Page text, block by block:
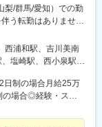
梨/群馬/愛知）での勤
う転勤はありません
募集中！＜東京＞■
券池袋ビル7F＜埼玉
倉6-15■所沢センタ
玉県朝霞市大字上内
上彦名54-1＜神奈川
■千葉北センター／
西浦和駅、吉川美南
塩崎駅、西小泉駅、
日制の場合月給25万
場合◎経験・スキ